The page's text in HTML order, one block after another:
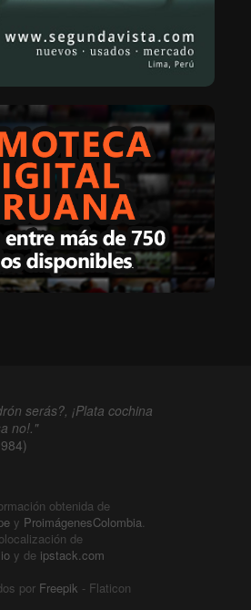
serás?, ¡Plata cochina
no!."
obtenida de
y ProimágenesColombia.
de
y de ipstack.com
por Freepik - Flaticon